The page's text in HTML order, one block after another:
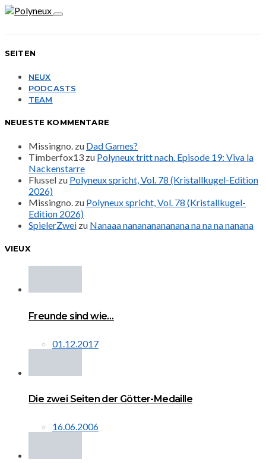
SEITEN
NEUX
PODCASTS
TEAM
NEUESTE KOMMENTARE
Missingno. zu Dad Games?
Timberfox13 zu Polyneux tritt nach. Episode 19: Viva la
Nackenstarre
Flussel zu Polyneux spricht, Vol. 78 (Kristallkugel-Edition
2026)
Missingno. zu Polyneux spricht, Vol. 78 (Kristallkugel-
Edition 2026)
SpielerZwei zu Nanaaa nanananananana na na na nanana
VIEUX
Freunde sind wie…
01.12.2017
Die zwei Seiten der Götter-Medaille
16.06.2006